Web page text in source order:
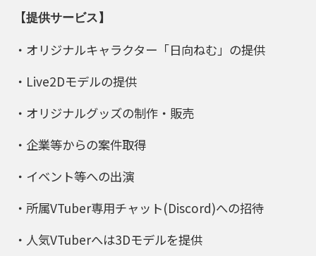
【提供サービス 】
・オリジナルキャラクター「日向ねむ」の提供
・Live2Dモデルの提供
・オリジナルグッズの制作・販売
・企業等からの案件取得
・イベント等への出演
・所属VTuber専用チャット(Discord)への招待
・人気VTuberへは3Dモデルを提供